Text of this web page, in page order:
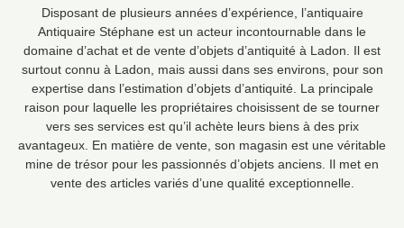
Disposant de plusieurs années d’expérience, l’antiquaire
Antiquaire Stéphane est un acteur incontournable dans le
domaine d’achat et de vente d’objets d’antiquité à Ladon. Il est
surtout connu à Ladon, mais aussi dans ses environs, pour son
expertise dans l’estimation d’objets d’antiquité. La principale
raison pour laquelle les propriétaires choisissent de se tourner
vers ses services est qu’il achète leurs biens à des prix
avantageux. En matière de vente, son magasin est une véritable
mine de trésor pour les passionnés d’objets anciens. Il met en
vente des articles variés d’une qualité exceptionnelle.